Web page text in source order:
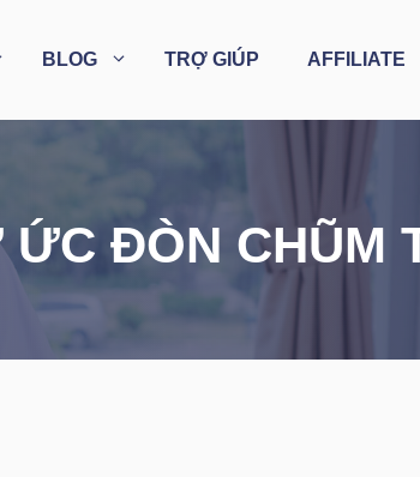
BLOG TRỢ GIÚP AFFILIATE
ĐÒN CHŨM